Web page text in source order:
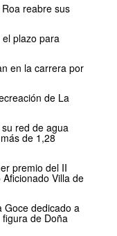
reabre sus
plazo para
en la carrera por
de La
red de agua
de 1,28
premio del II
Villa de
Goce dedicado a
de Doña